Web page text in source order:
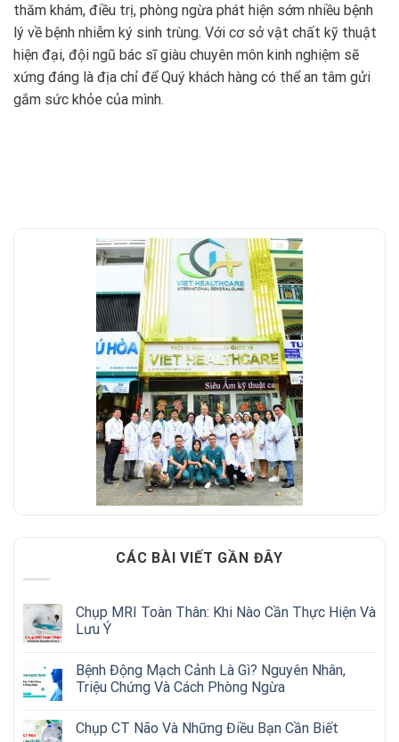
thăm khám, điều trị, phòng ngừa phát hiện sớm nhiều bệnh
lý về bệnh nhiễm ký sinh trùng. Với cơ sở vật chất kỹ thuật
hiện đại, đội ngũ bác sĩ giàu chuyên môn kinh nghiệm sẽ
xứng đáng là địa chỉ để Quý khách hàng có thể an tâm gửi
gắm sức khỏe của mình.
CÁC BÀI VIẾT GẦN ĐÂY
Chụp MRI Toàn Thân: Khi Nào Cần Thực Hiện Và
Lưu Ý
Bệnh Động Mạch Cảnh Là Gì? Nguyên Nhân,
Triệu Chứng Và Cách Phòng Ngừa
Chụp CT Não Và Những Điều Bạn Cần Biết